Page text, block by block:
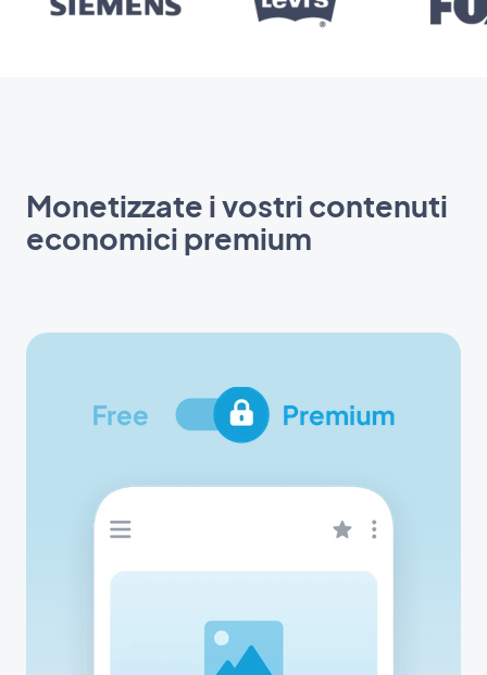
Monetizzate i vostri contenuti
economici premium